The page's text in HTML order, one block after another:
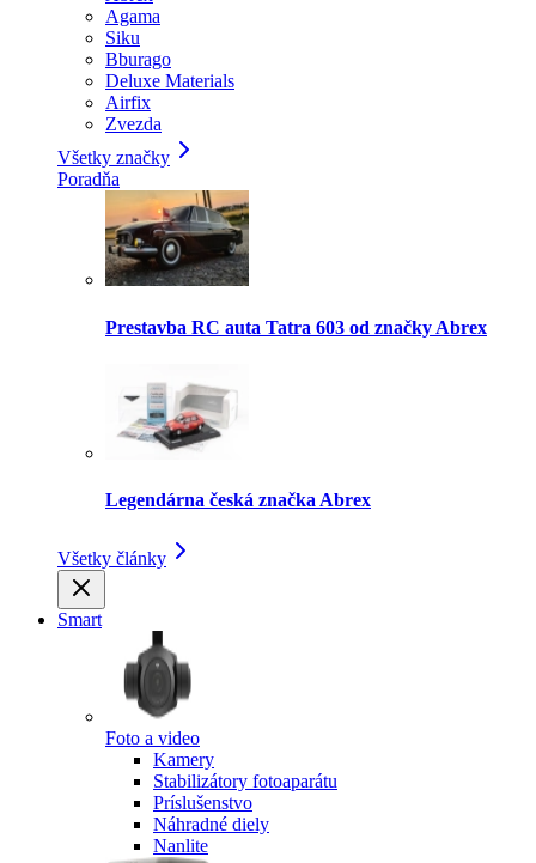
Agama
Siku
Bburago
Deluxe Materials
Airfix
Zvezda
Všetky značky
Poradňa
Prestavba RC auta Tatra 603 od značky Abrex
Legendárna česká značka Abrex
Všetky články
Smart
Foto a video
Kamery
Stabilizátory fotoaparátu
Príslušenstvo
Náhradné diely
Nanlite